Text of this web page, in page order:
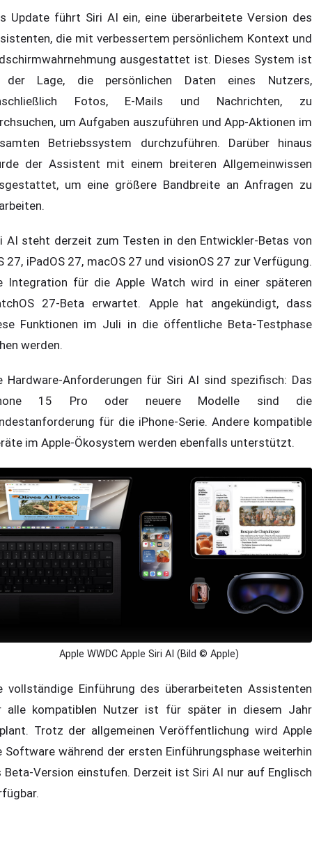
Update führt Siri AI ein, eine überarbeitete Version des
die mit verbessertem persönlichem Kontext und
ausgestattet ist. Dieses System ist
Lage, die persönlichen Daten eines Nutzers,
Fotos, E-Mails und Nachrichten, zu
um Aufgaben auszuführen und App-Aktionen im
Betriebssystem durchzuführen. Darüber hinaus
der Assistent mit einem breiteren Allgemeinwissen
um eine größere Bandbreite an Anfragen zu
AI steht derzeit zum Testen in den Entwickler-Betas von
27, iPadOS 27, macOS 27 und visionOS 27 zur Verfügung.
Integration für die Apple Watch wird in einer späteren
27-Beta erwartet. Apple hat angekündigt, dass
Funktionen im Juli in die öffentliche Beta-Testphase
werden.
Hardware-Anforderungen für Siri AI sind spezifisch: Das
15 Pro oder neuere Modelle sind die
für die iPhone-Serie. Andere kompatible
im Apple-Ökosystem werden ebenfalls unterstützt.
Apple WWDC Apple Siri AI (Bild © Apple)
vollständige Einführung des überarbeiteten Assistenten
alle kompatiblen Nutzer ist für später in diesem Jahr
Trotz der allgemeinen Veröffentlichung wird Apple
Software während der ersten Einführungsphase weiterhin
Beta-Version einstufen. Derzeit ist Siri AI nur auf Englisch